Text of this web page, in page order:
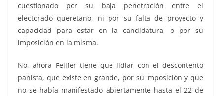
cuestionado por su baja penetración entre el
electorado queretano, ni por su falta de proyecto y
capacidad para estar en la candidatura, o por su
imposición en la misma.
No, ahora Felifer tiene que lidiar con el descontento
panista, que existe en grande, por su imposición y que
no se había manifestado abiertamente hasta el 22 de